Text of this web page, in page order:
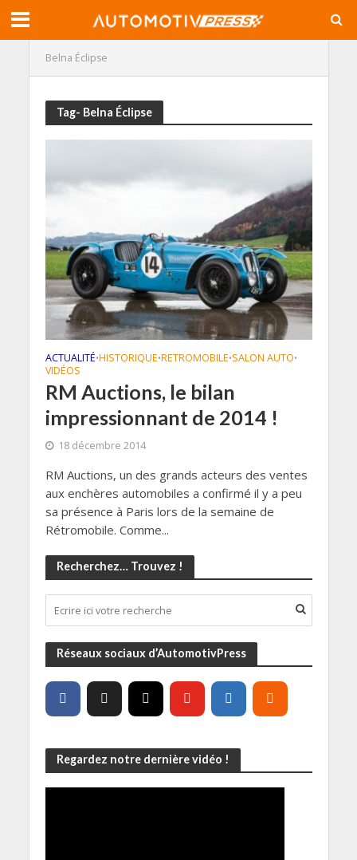
Belna Éclipse
Tag- Belna Éclipse
ACTUALITÉ•HISTORIQUE•RETROMOBILE•SALON AUTO•
VIDÉOS
RM Auctions, le bilan
impressionnant de 2014 !
18 décembre 2014
RM Auctions, un des grands acteurs des ventes
aux enchères automobiles a confirmé il y a peu
sa présence à Paris lors de la semaine de
Rétromobile. Comme...
Recherchez… Trouvez !
Réseaux sociaux d’AutomotivPress
Regardez notre dernière vidéo !